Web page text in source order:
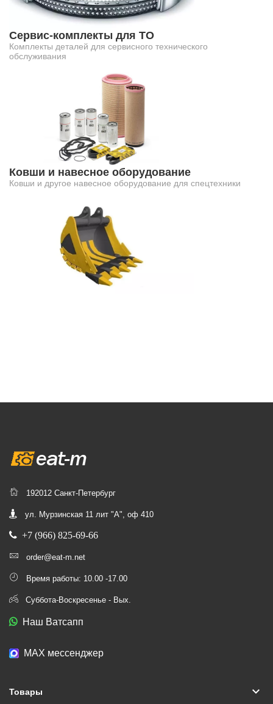
Сервис-комплекты для ТО
Комплекты деталей для сервисного технического
обслуживания
Ковши и навесное оборудование
Ковши и другое навесное оборудование для спецтехники
192012 Санкт-Петербург
ул. Мурзинская 11 лит "А", оф 410
+7 (966) 825-69-66
order@eat-m.net
Время работы: 10.00 -17.00
Суббота-Воскресенье - Вых.
Наш Ватсапп
МАХ мессенджер
Товары keyboard_arrow_down